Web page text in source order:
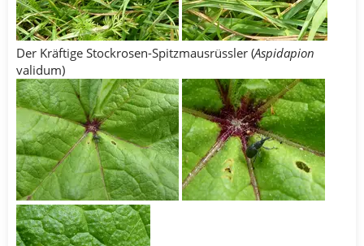
Der Kräftige Stockrosen-Spitzmausrüssler (Aspidapion
validum)